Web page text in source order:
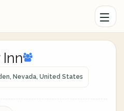
Nevada, United States